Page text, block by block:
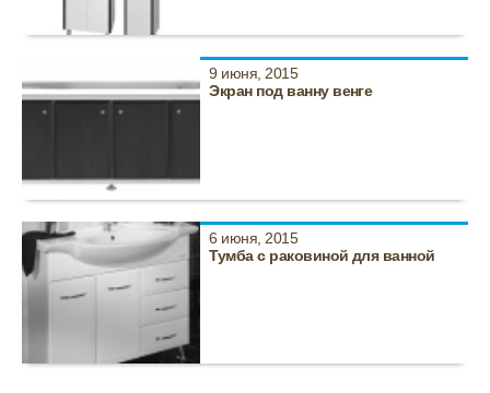
9 июня, 2015
Экран под ванну венге
6 июня, 2015
Тумба с раковиной для ванной